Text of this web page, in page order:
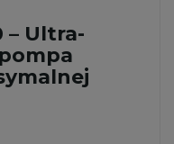
– Ultra-